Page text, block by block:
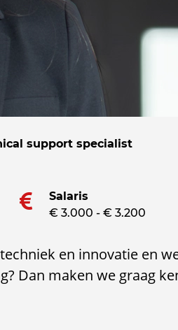
support specialist
Salaris
€ 3.000 - € 3.200
en innovatie en
Dan maken we graag